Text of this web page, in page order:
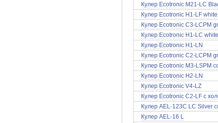
Кулер Ecotronic M21-LC
Кулер Ecotronic H1-LF
Кулер Ecotronic C3-LCPM
Кулер Ecotronic H1-LC
Кулер Ecotronic H1-LN
Кулер Ecotronic C2-LCPM
Кулер Ecotronic M3-LSPM
Кулер Ecotronic H2-LN
Кулер Ecotronic V4-LZ
Кулер Ecotronic C2-LF с
Кулер AEL-123C LC Silver
Кулер AEL-16 L